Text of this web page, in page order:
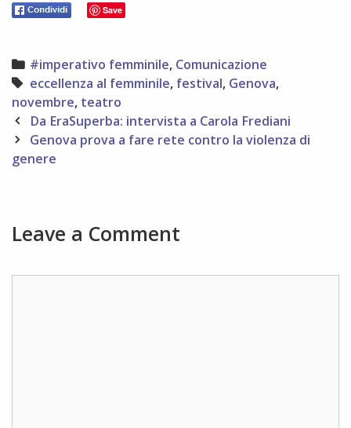
Save
Categories
#imperativo femminile, Comunicazione
Tags
eccellenza al femminile, festival, Genova,
novembre, teatro
Post
navigation
Da EraSuperba: intervista a Carola Frediani
Genova prova a fare rete contro la violenza di
genere
Leave a Comment